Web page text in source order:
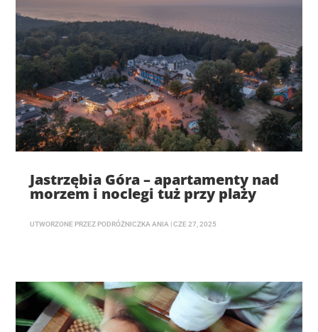
Jastrzębia Góra – apartamenty nad
morzem i noclegi tuż przy plaży
UTWORZONE PRZEZ PODRÓŻNICZKA ANIA |CZE 27, 2025